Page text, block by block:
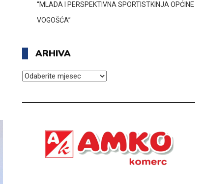
“MLADA I PERSPEKTIVNA SPORTISTKINJA OPĆINE
VOGOŠĆA”
ARHIVA
ARHIVA